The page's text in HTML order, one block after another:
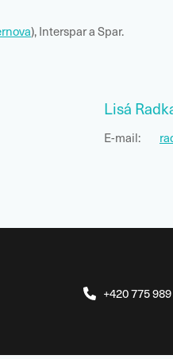
), Interspar a Spar.
Lisá
E-mail:
+420 775